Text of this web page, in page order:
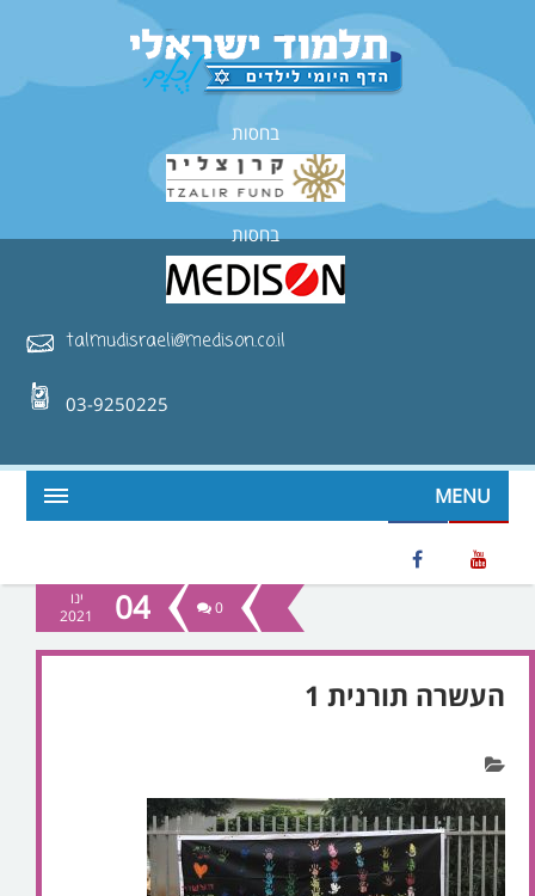
בחסות
בחסות
talmudisraeli@medison.co.il
03-9250225
MENU
04
ינו
2021
0
העשרה תורנית 1